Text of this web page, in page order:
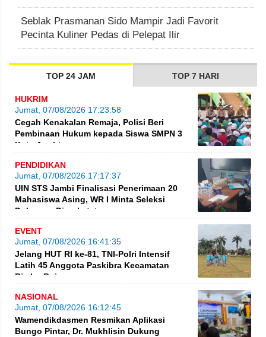
Seblak Prasmanan Sido Mampir Jadi Favorit
Pecinta Kuliner Pedas di Pelepat Ilir
TOP 24 JAM TOP 7 HARI
HUKRIM
Jumat, 07/08/2026 17:23:58
Cegah Kenakalan Remaja, Polisi Beri
Pembinaan Hukum kepada Siswa SMPN 3
Kota Jambi
PENDIDIKAN
Jumat, 07/08/2026 17:17:37
UIN STS Jambi Finalisasi Penerimaan 20
Mahasiswa Asing, WR I Minta Seleksi
Dokumen Diperketat
EVENT
Jumat, 07/08/2026 16:41:35
Jelang HUT RI ke-81, TNI-Polri Intensif
Latih 45 Anggota Paskibra Kecamatan
Rimbo Bujang
NASIONAL
Jumat, 07/08/2026 16:12:45
Wamendikdasmen Resmikan Aplikasi
Bungo Pintar, Dr. Mukhlisin Dukung